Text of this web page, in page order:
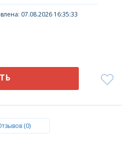
07.08.2026 16:35:33
(0)